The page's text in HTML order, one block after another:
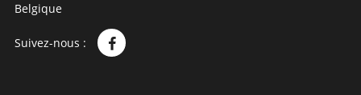
Belgique
Suivez-nous :